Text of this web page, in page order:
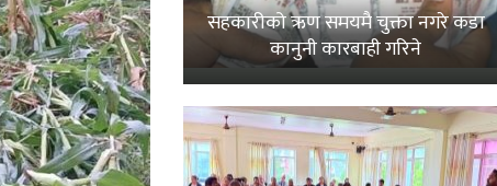
सहकारीको ऋण समयमै चुक्ता नगरे कडा
कानुनी कारबाही गरिने